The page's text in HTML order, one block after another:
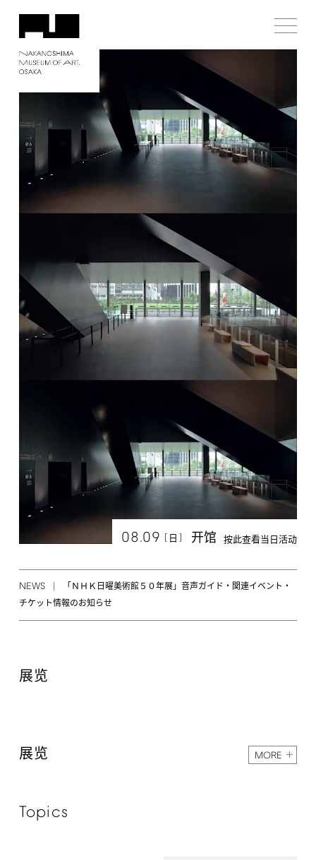
08.09 [ 日 ] 开馆 按此查看当日活动
NEWS
「ＮＨＫ日曜美術館５０年展」音声ガイド・関連イベント・
チケット情報のお知らせ
展览
展览 MORE
Topics